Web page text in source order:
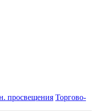
просвещения Торгово-